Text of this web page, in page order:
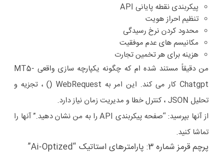
پیکربندی نقطه پایانی API
تنظیم احراز هویت
محدود کردن نرخ رسیدگی
مکانیسم های عدم موفقیت
هزینه برای هر تخمین تجارت
من دقیقاً مستند شده ام که چگونه یکپارچه سازی واقعی MT5-
Chatgpt کار می کند. این امر به WebRequest () ، تجزیه و
تحلیل JSON ، کنترل خطا و مدیریت زمان نیاز دارد.
از آنها بپرسید: “صفحه پیکربندی API را به من نشان دهید.” آنها را
تماشا کنید.
پرچم قرمز شماره 3: پارامترهای استاتیک “Ai-Optized”